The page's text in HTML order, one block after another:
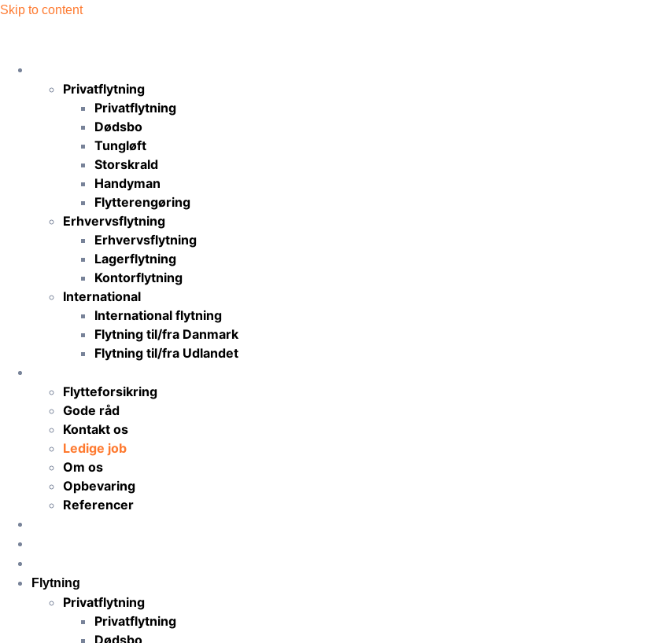
Skip to content
Privatflytning
Privatflytning
Dødsbo
Tungløft
Storskrald
Handyman
Flytterengøring
Erhvervsflytning
Erhvervsflytning
Lagerflytning
Kontorflytning
International
International flytning
Flytning til/fra Danmark
Flytning til/fra Udlandet
Flytteforsikring
Gode råd
Kontakt os
Ledige job
Om os
Opbevaring
Referencer
Flytning
Privatflytning
Privatflytning
Dødsbo